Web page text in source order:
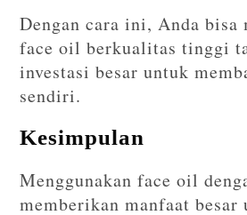
Dengan cara ini, Anda
face oil berkualitas tinggi
investasi besar untuk
sendiri.
Kesimpulan
Menggunakan face oil
memberikan manfaat